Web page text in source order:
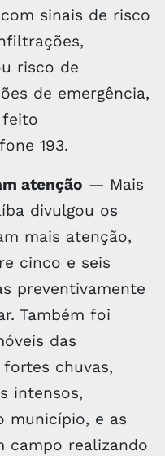
sinais de risco
risco de
de emergência,
feito
193.
atenção — Mais
divulgou os
mais atenção,
cinco e seis
preventivamente
Também foi
das
chuvas,
intensos,
município, e as
campo realizando